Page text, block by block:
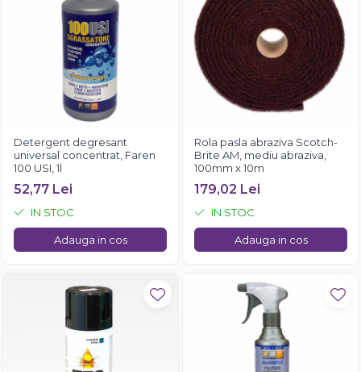
Detergent degresant
universal concentrat, Faren
100 USI, 1l
52,77 Lei
IN STOC
Adauga in cos
Rola pasla abraziva Scotch-
Brite AM, mediu abraziva,
100mm x 10m
179,02 Lei
IN STOC
Adauga in cos